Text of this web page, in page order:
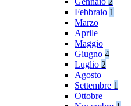
Febbraio 1
Marzo
Aprile
Maggio
Giugno 4
Luglio 2
Agosto
Settembre 1
Ottobre